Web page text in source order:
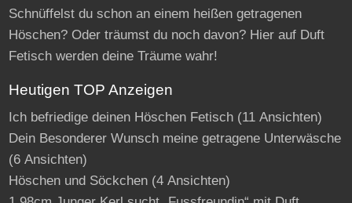
Schnüffelst du schon an einem heißen getragenen
Höschen? Oder träumst du noch davon? Hier auf Duft
Fetisch werden deine Träume wahr!
Heutigen TOP Anzeigen
Ich befriedige deinen Höschen Fetisch(11 Ansichten)
Dein Besonderer Wunsch meine getragene Unterwäsche
(6 Ansichten)
Höschen und Söckchen(4 Ansichten)